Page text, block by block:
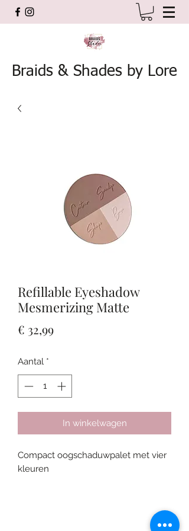
Braids & Shades by Lore
Refillable Eyeshadow
Mesmerizing Matte
€ 32,99Prijs
Aantal *
In winkelwagen
Compact oogschaduwpalet met vier
kleuren